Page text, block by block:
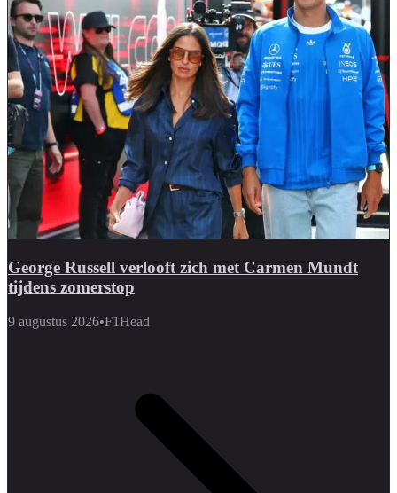
George Russell verlooft zich met Carmen Mundt
tijdens zomerstop
9 augustus 2026•F1Head